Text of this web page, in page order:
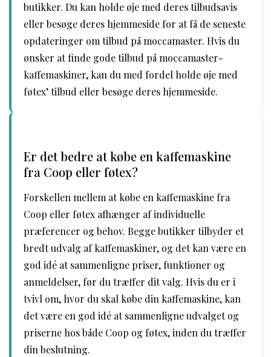
butikker. Du kan holde øje med deres tilbudsavis
eller besøge deres hjemmeside for at få de seneste
opdateringer om tilbud på moccamaster. Hvis du
ønsker at finde gode tilbud på moccamaster-
kaffemaskiner, kan du med fordel holde øje med
føtex’ tilbud eller besøge deres hjemmeside.
Er det bedre at købe en kaffemaskine
fra Coop eller føtex?
Forskellen mellem at købe en kaffemaskine fra
Coop eller føtex afhænger af individuelle
præferencer og behov. Begge butikker tilbyder et
bredt udvalg af kaffemaskiner, og det kan være en
god idé at sammenligne priser, funktioner og
anmeldelser, før du træffer dit valg. Hvis du er i
tvivl om, hvor du skal købe din kaffemaskine, kan
det være en god idé at sammenligne udvalget og
priserne hos både Coop og føtex, inden du træffer
din beslutning.